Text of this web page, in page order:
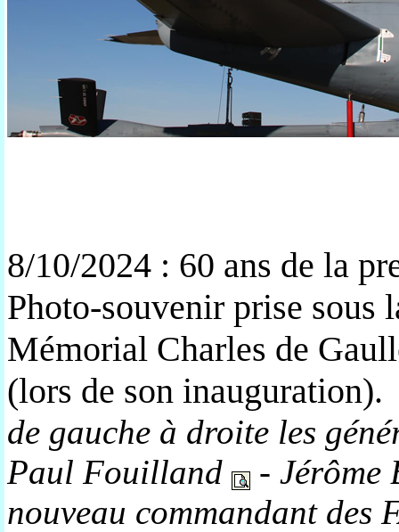
8/10/2024 : 60 ans de la
Photo-souvenir prise sous
Mémorial Charles de
(lors de son inauguration).
de gauche à droite les
Paul Fouilland
- Jérôme
nouveau commandant des